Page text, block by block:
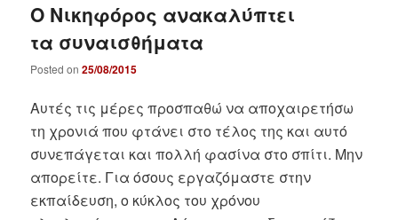
Ο Νικηφόρος ανακαλύπτει
τα συναισθήματα
Posted on25/08/2015
Αυτές τις μέρες προσπαθώ να αποχαιρετήσω
τη χρονιά που φτάνει στο τέλος της και αυτό
συνεπάγεται και πολλή φασίνα στο σπίτι. Μην
απορείτε. Για όσους εργαζόμαστε στην
εκπαίδευση, ο κύκλος του χρόνου